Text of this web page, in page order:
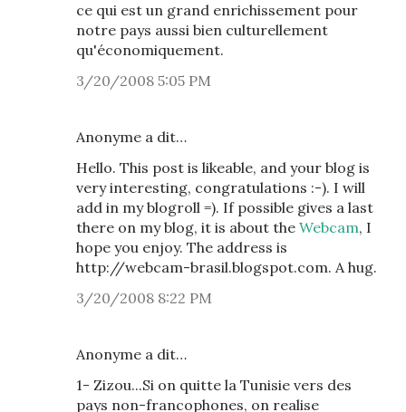
ce qui est un grand enrichissement pour
notre pays aussi bien culturellement
qu'économiquement.
3/20/2008 5:05 PM
Anonyme a dit…
Hello. This post is likeable, and your blog is
very interesting, congratulations :-). I will
add in my blogroll =). If possible gives a last
there on my blog, it is about the Webcam, I
hope you enjoy. The address is
http://webcam-brasil.blogspot.com. A hug.
3/20/2008 8:22 PM
Anonyme a dit…
1- Zizou...Si on quitte la Tunisie vers des
pays non-francophones, on realise